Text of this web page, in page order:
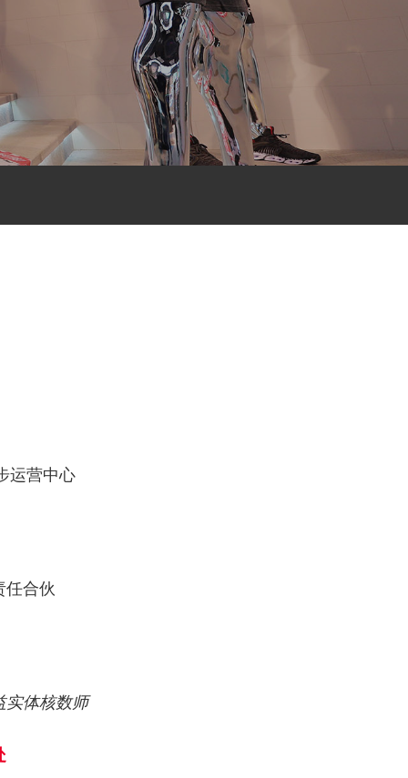
运营中心
任合伙
实体核数师